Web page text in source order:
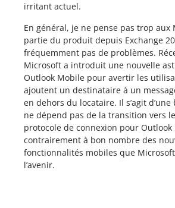
irritant actuel.
En général, je ne pense pas trop aux
partie du produit depuis Exchange
fréquemment pas de problèmes.
Microsoft a introduit une nouvelle
Outlook Mobile pour avertir les
ajoutent un destinataire à un
en dehors du locataire. Il s’agit
ne dépend pas de la transition vers
protocole de connexion pour Outlook
contrairement à bon nombre des
fonctionnalités mobiles que
l’avenir.